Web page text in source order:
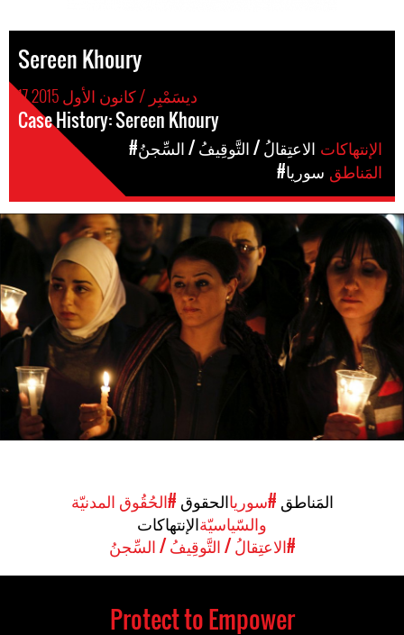
Sereen Khoury
17 ديسَمْبِر / كانون الأول 2015
Case History: Sereen Khoury
#الاعتِقالُ / التَّوقِيفُ / السِّجنُ
#سوريا
syria-
general-
context.jpg
المَناطق #سورياالحقوق #الحُقُوق المدنيّة
والسّياسيّةالإنتهاكات
#الاعتِقالُ / التَّوقِيفُ / السِّجنُ
Protect to Empower